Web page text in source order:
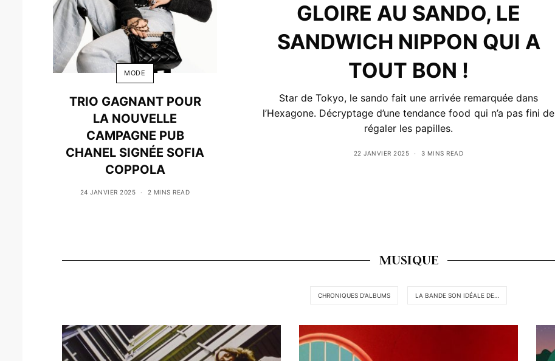
MODE
TRIO GAGNANT POUR
LA NOUVELLE
CAMPAGNE PUB
CHANEL SIGNÉE SOFIA
COPPOLA
24 JANVIER 2025 2 MINS READ
GLOIRE AU SANDO, LE
SANDWICH NIPPON QUI A
TOUT BON !
Star de Tokyo, le sando fait une arrivée remarquée dans
l’Hexagone. Décryptage d’une tendance food qui n’a pas fini de
régaler les papilles.
22 JANVIER 2025 3 MINS READ
MUSIQUE
CHRONIQUES D'ALBUMS LA BANDE SON IDÉALE DE…